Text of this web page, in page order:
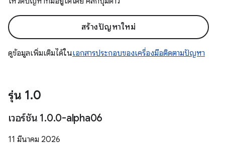
สร้างปัญหาใหม่
ดูข้อมูลเพิ่มเติมได้ในเอกสารประกอบของเครื่องมือติดตามปัญหา
รุ่น 1.0
เวอร์ชัน 1.0.0-alpha06
11 มีนาคม 2026